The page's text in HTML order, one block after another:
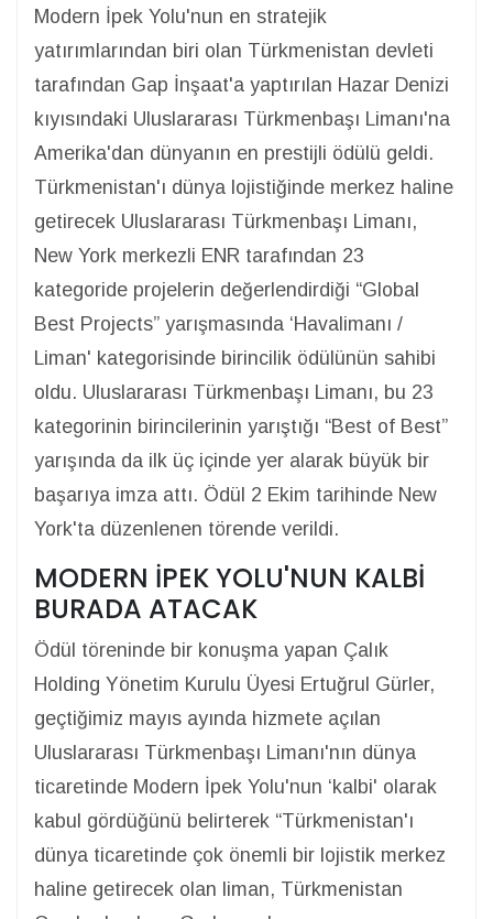
Modern İpek Yolu'nun en stratejik
yatırımlarından biri olan Türkmenistan devleti
tarafından Gap İnşaat'a yaptırılan Hazar Denizi
kıyısındaki Uluslararası Türkmenbaşı Limanı'na
Amerika'dan dünyanın en prestijli ödülü geldi.
Türkmenistan'ı dünya lojistiğinde merkez haline
getirecek Uluslararası Türkmenbaşı Limanı,
New York merkezli ENR tarafından 23
kategoride projelerin değerlendirdiği “Global
Best Projects” yarışmasında ‘Havalimanı /
Liman' kategorisinde birincilik ödülünün sahibi
oldu. Uluslararası Türkmenbaşı Limanı, bu 23
kategorinin birincilerinin yarıştığı “Best of Best”
yarışında da ilk üç içinde yer alarak büyük bir
başarıya imza attı. Ödül 2 Ekim tarihinde New
York'ta düzenlenen törende verildi.
MODERN İPEK YOLU'NUN KALBİ
BURADA ATACAK
Ödül töreninde bir konuşma yapan Çalık
Holding Yönetim Kurulu Üyesi Ertuğrul Gürler,
geçtiğimiz mayıs ayında hizmete açılan
Uluslararası Türkmenbaşı Limanı'nın dünya
ticaretinde Modern İpek Yolu'nun ‘kalbi' olarak
kabul gördüğünü belirterek “Türkmenistan'ı
dünya ticaretinde çok önemli bir lojistik merkez
haline getirecek olan liman, Türkmenistan